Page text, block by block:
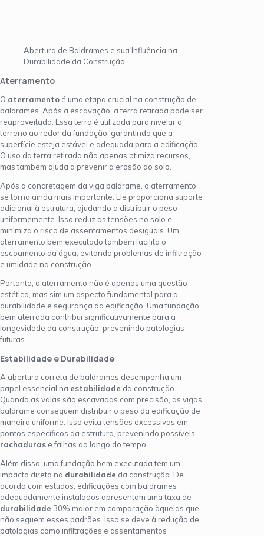
Abertura de Baldrames e sua Influência na
Durabilidade da Construção
Aterramento
O aterramento é uma etapa crucial na construção de
baldrames. Após a escavação, a terra retirada pode ser
reaproveitada. Essa terra é utilizada para nivelar o
terreno ao redor da fundação, garantindo que a
superfície esteja estável e adequada para a edificação.
O uso da terra retirada não apenas otimiza recursos,
mas também ajuda a prevenir a erosão do solo.
Após a concretagem da viga baldrame, o aterramento
se torna ainda mais importante. Ele proporciona suporte
adicional à estrutura, ajudando a distribuir o peso
uniformemente. Isso reduz as tensões no solo e
minimiza o risco de assentamentos desiguais. Um
aterramento bem executado também facilita o
escoamento da água, evitando problemas de infiltração
e umidade na construção.
Portanto, o aterramento não é apenas uma questão
estética, mas sim um aspecto fundamental para a
durabilidade e segurança da edificação. Uma fundação
bem aterrada contribui significativamente para a
longevidade da construção, prevenindo patologias
futuras.
Estabilidade e Durabilidade
A abertura correta de baldrames desempenha um
papel essencial na estabilidade da construção.
Quando as valas são escavadas com precisão, as vigas
baldrame conseguem distribuir o peso da edificação de
maneira uniforme. Isso evita tensões excessivas em
pontos específicos da estrutura, prevenindo possíveis
rachaduras e falhas ao longo do tempo.
Além disso, uma fundação bem executada tem um
impacto direto na durabilidade da construção. De
acordo com estudos, edificações com baldrames
adequadamente instalados apresentam uma taxa de
durabilidade 30% maior em comparação àquelas que
não seguem esses padrões. Isso se deve à redução de
patologias como infiltrações e assentamentos